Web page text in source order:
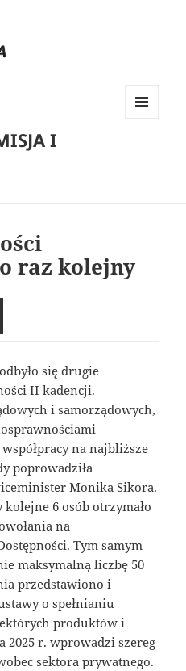
I
raz kolejny
się drugie
II kadencji.
i samorządowych,
na najbliższe
poprowadziła
Monika Sikora.
kolejne 6 osób otrzymało
na
Tym samym
maksymalną liczbę 50
przedstawiono i
o spełnianiu
produktów i
2025 r. wprowadzi szereg
sektora prywatnego.